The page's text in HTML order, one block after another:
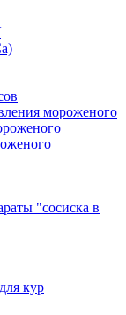
мороженого
"сосиска в
кур